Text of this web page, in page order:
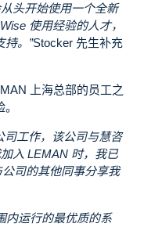
头开始使用一个全新
使用经验的人才，
持。”Stocker 先生补充
上海总部的员工之
司工作，该公司与慧咨
入 LEMAN 时，我已
司的其他同事分享我
内运行的最优质的系